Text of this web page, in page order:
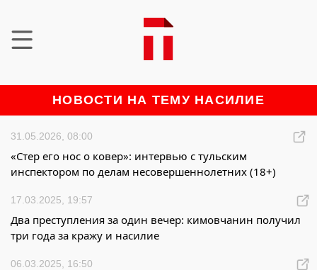
НОВОСТИ НА ТЕМУ НАСИЛИЕ
31.05.2026, 08:00
«Стер его нос о ковер»: интервью с тульским
инспектором по делам несовершеннолетних (18+)
17.03.2025, 19:57
Два преступления за один вечер: кимовчанин получил
три года за кражу и насилие
06.03.2025, 16:50